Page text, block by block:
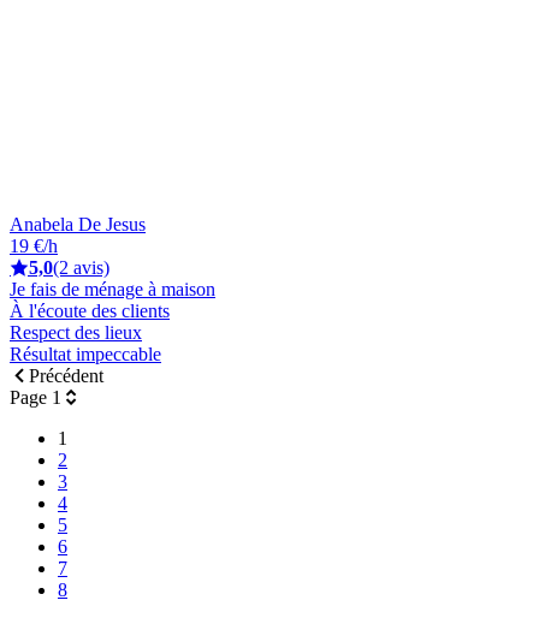
Anabela De Jesus
19 €/h
5,0(2 avis)
Je fais de ménage à maison
À l'écoute des clients
Respect des lieux
Résultat impeccable
Précédent
Page 1
1
2
3
4
5
6
7
8